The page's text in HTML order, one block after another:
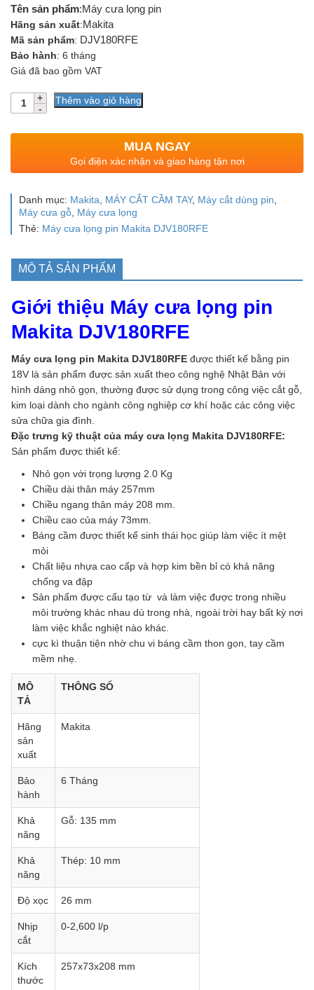
Tên sản phẩm:Máy cưa lọng pin
Hãng sản xuất:Makita
Mã sản phẩm: DJV180RFE
Bảo hành: 6 tháng
Giá đã bao gồm VAT
Số
lượng
Thêm vào giỏ hàng
MUA NGAY
Gọi điện xác nhận và giao hàng tận nơi
Danh mục: Makita, MÁY CẮT CẦM TAY, Máy cắt dùng pin,
Máy cưa gỗ, Máy cưa lọng
Thẻ: Máy cưa lọng pin Makita DJV180RFE
MÔ TẢ SẢN PHẨM
Giới thiệu Máy cưa lọng pin
Makita DJV180RFE
Máy cưa lọng pin Makita DJV180RFE được thiết kế bằng pin
18V là sản phẩm được sản xuất theo công nghệ Nhật Bản với
hình dáng nhỏ gọn, thường được sử dụng trong công việc cắt gỗ,
kim loại dành cho ngành công nghiệp cơ khí hoặc các công việc
sửa chữa gia đình.
Đặc trưng kỹ thuật của máy cưa lọng Makita DJV180RFE:
Sản phẩm được thiết kế:
Nhỏ gọn với trọng lượng 2.0 Kg
Chiều dài thân máy 257mm
Chiều ngang thân máy 208 mm.
Chiều cao của máy 73mm.
Báng cầm được thiết kế sinh thái học giúp làm việc ít mệt
mỏi
Chất liệu nhựa cao cấp và hợp kim bền bỉ có khả năng
chống va đập
Sản phẩm được cấu tạo từ và làm việc được trong nhiều
môi trường khác nhau dù trong nhà, ngoài trời hay bất kỳ nơi
làm việc khắc nghiệt nào khác.
cực kì thuận tiện nhờ chu vi báng cầm thon gọn, tay cầm
mềm nhẹ.
MÔ
TẢ
THÔNG SỐ
Hãng
sản
xuất
Makita
Bảo
hành
6 Tháng
Khả
năng
Gỗ: 135 mm
Khả
năng
Thép: 10 mm
Độ xọc 26 mm
Nhịp
cắt
0-2,600 l/p
Kích
thước
257x73x208 mm